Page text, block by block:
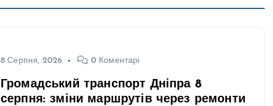
8 Серпня, 2026 0 Коментарі
Громадський транспорт Дніпра 8
серпня: зміни маршрутів через ремонти